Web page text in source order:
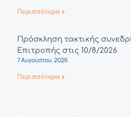
Περισσότερα »
Πρόσκληση τακτικής
Επιτροπής στις 10/8/2026
7 Αυγούστου, 2026
Περισσότερα »